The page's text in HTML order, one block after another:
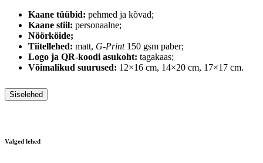
Kaane tüübid: pehmed ja kõvad;
Kaane stiil: personaalne;
Nöörköide;
Tiitellehed: matt, G-Print 150 gsm paber;
Logo ja QR-koodi asukoht: tagakaas;
Võimalikud suurused: 12×16 cm, 14×20 cm, 17×17 cm.
Siselehed
Valged lehed